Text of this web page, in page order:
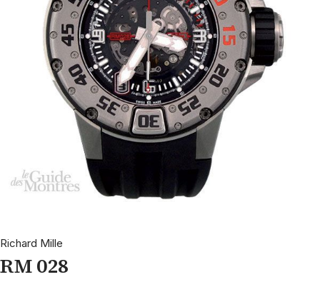
Richard Mille
RM 028